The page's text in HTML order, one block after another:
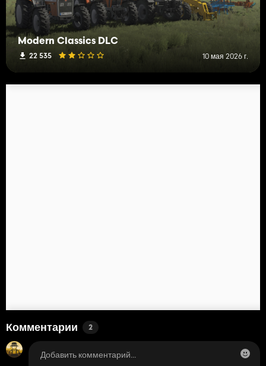
Modern Classics DLC
22 535 10 мая 2026 г.
Комментарии 2